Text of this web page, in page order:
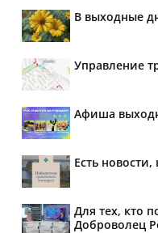
В выходные
Управление
Афиша
Есть
Для тех, кто
Доброволец